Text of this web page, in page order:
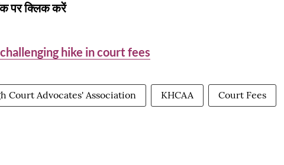
पर क्लिक करें
hike in court fees
Court Advocates' Association KHCAA Court Fees